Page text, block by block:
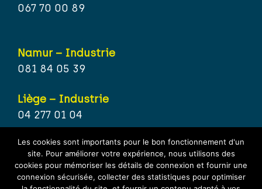
067 70 00 89
Namur – Industrie
081 84 05 39
Liège – Industrie
04 277 01 04
Hainaut – Industrie
071 15 80 21
Les cookies sont importants pour le bon fonctionnement d'un
site. Pour améliorer votre expérience, nous utilisons des
cookies pour mémoriser les détails de connexion et fournir une
connexion sécurisée, collecter des statistiques pour optimiser